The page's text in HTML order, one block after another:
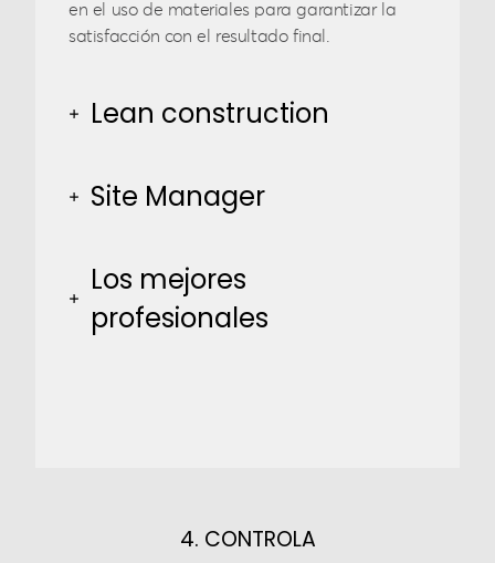
en el uso de materiales para garantizar la
satisfacción con el resultado final.
Lean construction
Site Manager
Los mejores
profesionales
4. CONTROLA